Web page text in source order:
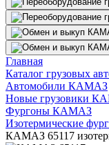
Главная
Каталог грузовых
Автомобили КАМАЗ
Новые грузовики
Фургоны КАМАЗ
Изотермические
КАМАЗ 65117